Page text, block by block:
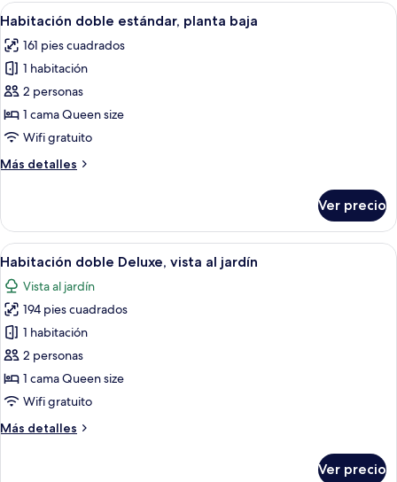
Abrir
todas
las
fotos
de
Habitación
doble
planta
Habitación de hotel con una cama
3
Habitación doble estándar, planta baja
161 pies cuadrados
1 habitación
2 personas
1 cama Queen size
Wifi gratuito
Más detalles
Más
doble
estándar,
planta
baja
Ver precio
Abrir
todas
las
fotos
de
Habitación
doble
Deluxe,
al
Habitación de hotel con cama,
13
Habitación doble Deluxe, vista al jardín
Vista al jardín
194 pies cuadrados
1 habitación
2 personas
1 cama Queen size
Wifi gratuito
Más detalles
Más
Ver precio